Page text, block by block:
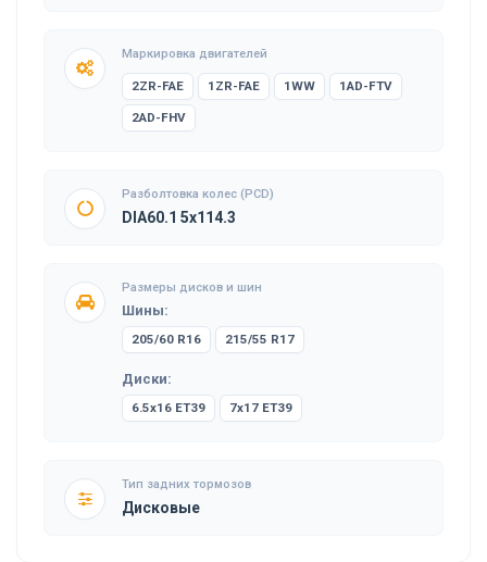
Маркировка двигателей
2ZR-FAE 1ZR-FAE 1WW 1AD-FTV
2AD-FHV
Разболтовка колес (PCD)
DIA60.1 5x114.3
Размеры дисков и шин
Шины:
205/60 R16 215/55 R17
Диски:
6.5x16 ET39 7x17 ET39
Тип задних тормозов
Дисковые